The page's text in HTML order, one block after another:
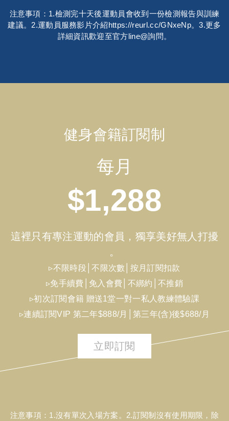
注意事項：1.檢測完十天後運動員會收到一份檢測報告與訓練
建議。2.運動員服務影片介紹https://reurl.cc/GNxeNp。3.更多
詳細資訊歡迎至官方line@詢問。
健身會籍訂閱制
每月
$1,288
這裡只有專注運動的會員，獨享美好無人打擾
。
▹不限時段│不限次數│按月訂閱扣款
▹免手續費│免入會費│不綁約│不推銷
▹初次訂閱會籍 贈送1堂一對一私人教練體驗課
▹連續訂閱VIP 第二年$888/月│第三年(含)後$688/月
立即訂閱
注意事項：1.沒有單次入場方案。2.訂閱制沒有使用期限，除